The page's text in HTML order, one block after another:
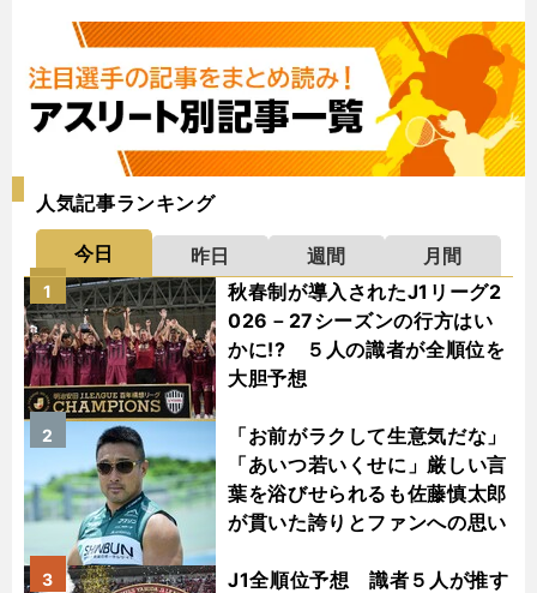
人気記事ランキング
今日 昨日 週間
月間
秋春制が導入されたJ1リーグ2
026－27シーズンの行方はい
かに!? ５人の識者が全順位を
大胆予想
1
「お前がラクして生意気だな」
「あいつ若いくせに」厳しい言
葉を浴びせられるも佐藤慎太郎
が貫いた誇りとファンへの思い
2
J1全順位予想 識者５人が推す
3